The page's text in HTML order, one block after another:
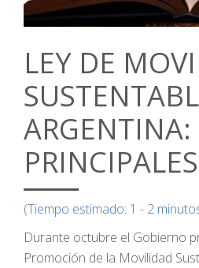
LEY DE
ARGENTINA:
(Tiempo estimado: 1 - 2
Durante octubre el Gobierno
Promoción de la Movilidad